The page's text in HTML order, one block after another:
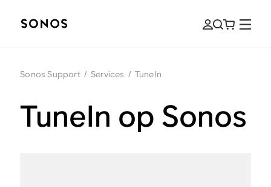
Sonos Support / Services / TuneIn
TuneIn op Sonos